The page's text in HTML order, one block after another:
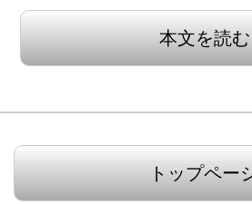
本文を読む
トップペー